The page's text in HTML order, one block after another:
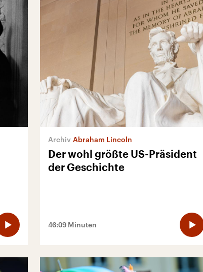
Abraham Lincoln
Der wohl größte US-Präsident
der Geschichte
46:09 Minuten